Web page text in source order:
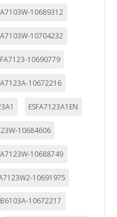
10689312
10704232
10690779
10672216
ESFA7123A1EN
10684606
10688749
10691975
10672217